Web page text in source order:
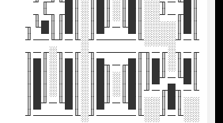
║█╓─╜░░║█║░║█║░║█╓╖╙╖
║█║░░░░║█╙─╜█║░║█║║█╙╖
╙─╜░░░░╙─────╜░╙─╜╙──╜
╓─╖░╓─╖╓─────╖░╓─╖░╓─╖
║█║░║█║║█╓─╖█║░║█║░║█║
║█╙─╜█║║█║░║█║░║█║░║█║
╙─╖█╓─╜║█║░║█║░║█║░║█║
░░║█║░░║█╙─╜█║░║█╙─╜█║
░░╙─╜░░╙─────╜░╙─────╜